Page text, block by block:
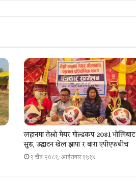
लहानमा तेस्रो मेयर गोल्डकप 2081 भोलिबाट
सुरु, उद्घाटन खेल झापा र बारा एपीएफबीच
९ चैत्र २०८१, आईतवार ११:१४